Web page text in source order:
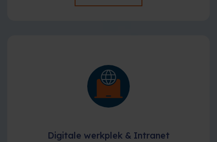
Digitale werkplek & Intranet